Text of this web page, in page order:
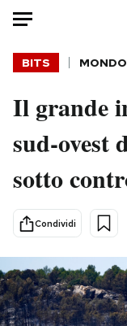
Politica
Tecnologia
Internet
Cultura
Economia
BITS MONDO
Il grande
sud-ovest
sotto
Condividi